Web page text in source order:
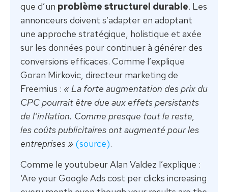
que d’un problème structurel durable. Les
annonceurs doivent s’adapter en adoptant
une approche stratégique, holistique et axée
sur les données pour continuer à générer des
conversions efficaces. Comme l’explique
Goran Mirkovic, directeur marketing de
Freemius : « La forte augmentation des prix du
CPC pourrait être due aux effets persistants
de l’inflation. Comme presque tout le reste,
les coûts publicitaires ont augmenté pour les
entreprises » (source).
Comme le youtubeur Alan Valdez l’explique :
‘Are your Google Ads cost per clicks increasing